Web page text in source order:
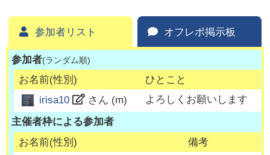
参加者リスト オフレポ掲示板
参加者(ランダム順)
お名前(性別)
ひとこと
irisa10
さん (m)
よろしくお願いします
主催者枠による参加者
お名前(性別)
備考